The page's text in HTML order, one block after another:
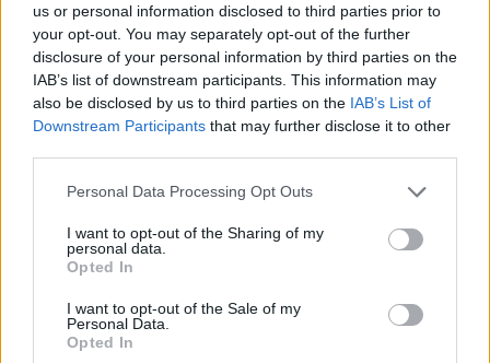
us or personal information disclosed to third parties prior to
your opt-out. You may separately opt-out of the further
disclosure of your personal information by third parties on the
IAB’s list of downstream participants. This information may
also be disclosed by us to third parties on the IAB’s List of
Downstream Participants that may further disclose it to other
Personal Data Processing Opt Outs
I want to opt-out of the Sharing of my
personal data.
Opted In
I want to opt-out of the Sale of my
Personal Data.
Opted In
ÚLTIMES NOTÍCIES
L’Ajuntament de Tortosa amplia el
termini de les obres de l’aparcament
7 d'agost de 2026
Amposta recupera les Cases del Castell
gastronomia